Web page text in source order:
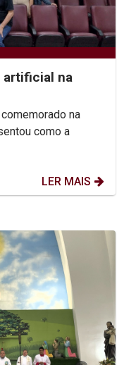
artificial na
na
como a
LER MAIS